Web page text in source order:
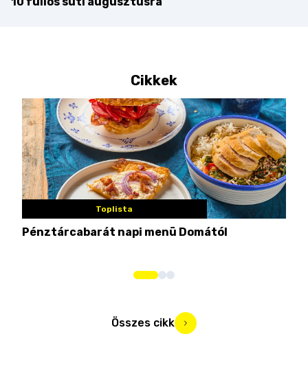
Cikkek
Toplista
Pénztárcabarát napi menü Domától
Összes cikk